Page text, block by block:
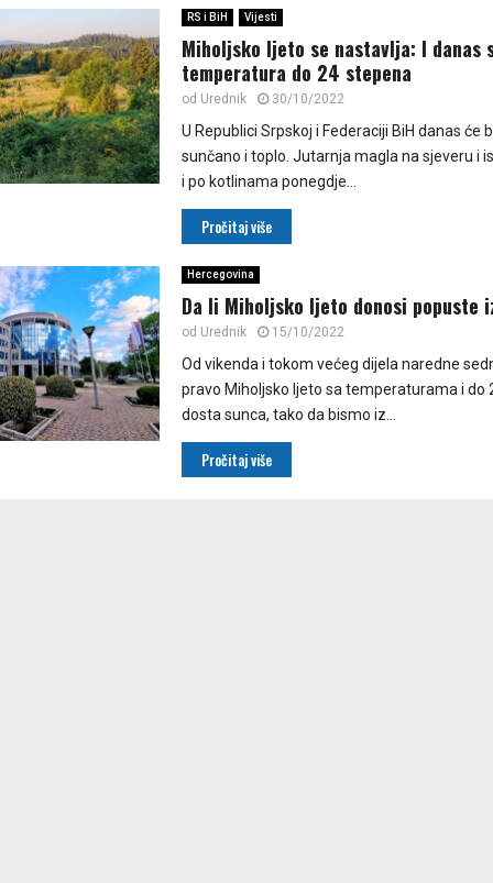
RS i BiH Vijesti
Miholjsko ljeto se nastavlja: I danas
temperatura do 24 stepena
od Urednik 30/10/2022
U Republici Srpskoj i Federaciji BiH danas će
sunčano i toplo. Jutarnja magla na sjeveru i
i po kotlinama ponegdje...
Pročitaj više
Hercegovina
Da li Miholjsko ljeto donosi popuste
od Urednik 15/10/2022
Od vikenda i tokom većeg dijela naredne
pravo Miholjsko ljeto sa temperaturama i do
dosta sunca, tako da bismo iz...
Pročitaj više